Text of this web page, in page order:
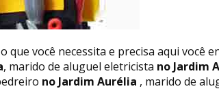
que você necessita e precisa aqui você
, marido de aluguel eletricista no Jardim
no Jardim Aurélia , marido de